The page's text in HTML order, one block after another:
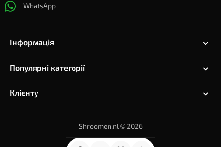
WhatsApp
Інформація
Популярні категорії
Клієнту
Shroomen.nl © 2026